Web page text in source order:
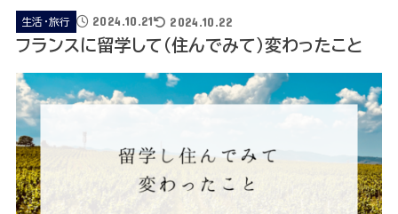
生活・旅行 2024.10.21 2024.10.22
フランスに留学して（住んでみて）変わったこと